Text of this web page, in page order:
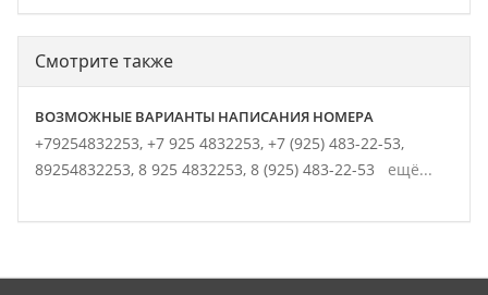
Смотрите также
ВОЗМОЖНЫЕ ВАРИАНТЫ НАПИСАНИЯ НОМЕРА
+79254832253, +7 925 4832253, +7 (925) 483-22-53,
89254832253, 8 925 4832253, 8 (925) 483-22-53 ещё...